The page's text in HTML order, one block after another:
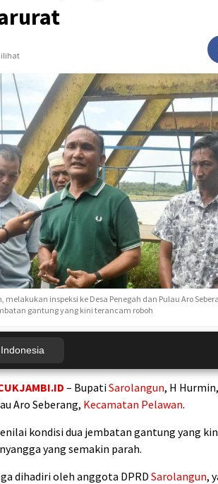
melakukan inspeksi ke Desa Penegah dan Pulau Aro
gantung yang kini terancam roboh
– BupatiSarolangun, H
Aro Seberang, Kecamatan Pelawan.
kondisi dua jembatan gantung yang
yang semakin parah.
dihadiri oleh anggota DPRD Sarolangun,